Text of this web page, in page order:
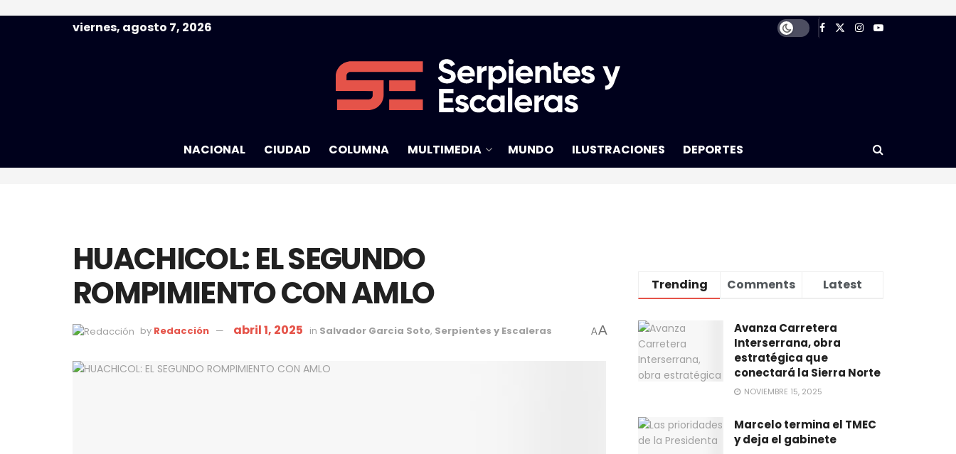
viernes, agosto 7, 2026
NACIONAL CIUDAD COLUMNA MULTIMEDIA MUNDO ILUSTRACIONES DEPORTES
HUACHICOL: EL SEGUNDO
ROMPIMIENTO CON AMLO
by Redacción abril 1, 2025 in Salvador Garcia Soto, Serpientes y Escaleras AA
Trending Comments Latest
Avanza Carretera
Interserrana, obra
estratégica que
conectará la Sierra Norte
NOVIEMBRE 15, 2025
Marcelo termina el TMEC
y deja el gabinete